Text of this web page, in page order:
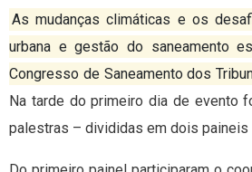
As mudanças climáticas e os
urbana e gestão do saneamento
Congresso de Saneamento dos
Na tarde do primeiro dia de evento
palestras – divididas em dois